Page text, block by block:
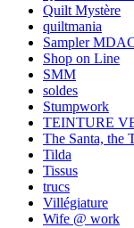
Quilt Mystère
quiltmania
Sampler
Shop on Line
SMM
soldes
Stumpwork
TEINTURE
The Santa, the
Tilda
Tissus
trucs
Villégiature
Wife @ work